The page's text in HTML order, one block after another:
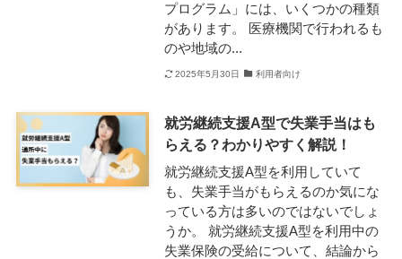
プログラム」には、いくつかの種類
があります。 医療機関で行われるも
のや地域の...
2025年5月30日 利用者向け
就労継続支援A型で失業手当はも
らえる？わかりやすく解説！
就労継続支援A型を利用していて
も、失業手当がもらえるのか気にな
っている方は多いのではないでしょ
うか。 就労継続支援A型を利用中の
失業保険の受給について、結論から